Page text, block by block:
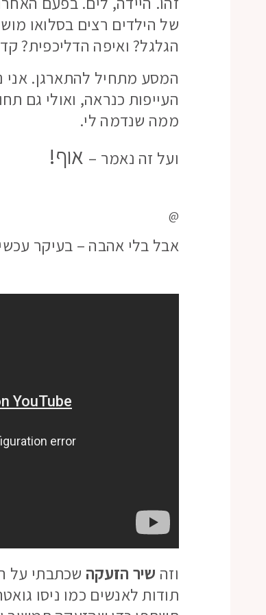
של הילדים רצים בסלואו
הגלגל? ואיפה הדליכפית?
המסע מתחיל להתארגן. אני
העייפות כנראה, ואולי גם
ממה שנדמה לי.
ועל זה נאמר – אוף!
@
אבל בלי אהבה – בעיקר
וזה שיר הזעקה שכתבתי על
תודות לאנשים כמו ניסו